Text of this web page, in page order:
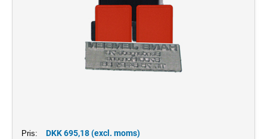
Pris: DKK 695,18 (excl. moms)